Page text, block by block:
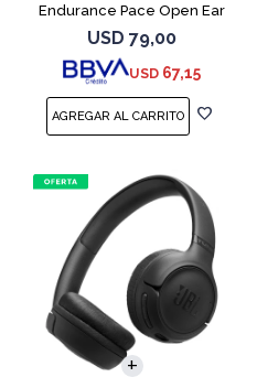
Endurance Pace Open Ear
Negro
USD 79,00
USD 67,15